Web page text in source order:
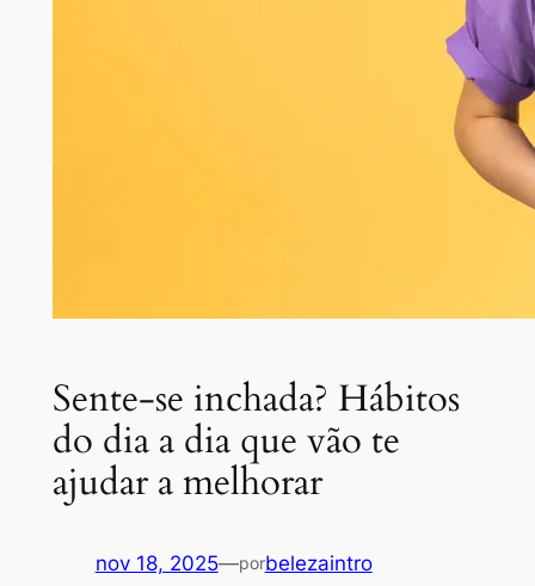
Sente-se inchada? Hábitos
do dia a dia que vão te
ajudar a melhorar
nov 18, 2025—porbelezaintro